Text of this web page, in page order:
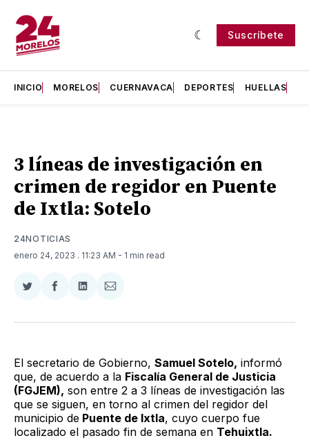
Suscríbete
INICIO MORELOS CUERNAVACA DEPORTES HUELLAS
3 líneas de investigación en
crimen de regidor en Puente
de Ixtla: Sotelo
24NOTICIAS
enero 24, 2023 . 11:23 AM - 1 min read
Compartir
Twitter
Compartir
Facebook
Compartir
LinkedIn
Compartir
Email
El secretario de Gobierno, Samuel Sotelo, informó
que, de acuerdo a la Fiscalía General de Justicia
(FGJEM), son entre 2 a 3 líneas de investigación las
que se siguen, en torno al crimen del regidor del
municipio de Puente de Ixtla, cuyo cuerpo fue
localizado el pasado fin de semana en Tehuixtla.